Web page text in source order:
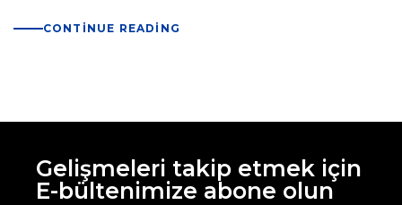
CONTINUE READING
Gelişmeleri takip etmek için
E-bültenimize abone olun